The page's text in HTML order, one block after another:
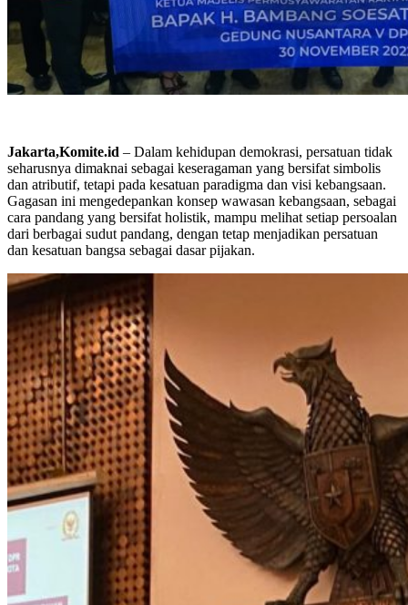
Jakarta,Komite.id – Dalam kehidupan demokrasi, persatuan tidak
seharusnya dimaknai sebagai keseragaman yang bersifat simbolis
dan atributif, tetapi pada kesatuan paradigma dan visi kebangsaan.
Gagasan ini mengedepankan konsep wawasan kebangsaan, sebagai
cara pandang yang bersifat holistik, mampu melihat setiap persoalan
dari berbagai sudut pandang, dengan tetap menjadikan persatuan
dan kesatuan bangsa sebagai dasar pijakan.